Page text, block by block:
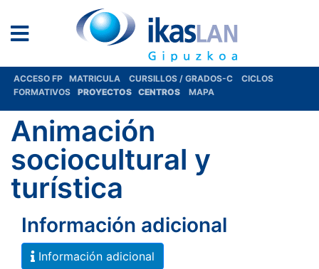
ACCESO FP MATRICULA CURSILLOS / GRADOS-C
CICLOS
FORMATIVOS
PROYECTOS CENTROS MAPA
Animación
sociocultural y
turística
Información adicional
Información adicional